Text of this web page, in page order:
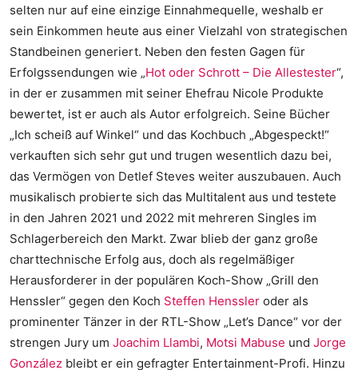
selten nur auf eine einzige Einnahmequelle, weshalb er
sein Einkommen heute aus einer Vielzahl von strategischen
Standbeinen generiert. Neben den festen Gagen für
Erfolgssendungen wie „Hot oder Schrott – Die Allestester“,
in der er zusammen mit seiner Ehefrau Nicole Produkte
bewertet, ist er auch als Autor erfolgreich. Seine Bücher
„Ich scheiß auf Winkel“ und das Kochbuch „Abgespeckt!“
verkauften sich sehr gut und trugen wesentlich dazu bei,
das Vermögen von Detlef Steves weiter auszubauen. Auch
musikalisch probierte sich das Multitalent aus und testete
in den Jahren 2021 und 2022 mit mehreren Singles im
Schlagerbereich den Markt. Zwar blieb der ganz große
charttechnische Erfolg aus, doch als regelmäßiger
Herausforderer in der populären Koch-Show „Grill den
Henssler“ gegen den Koch Steffen Henssler oder als
prominenter Tänzer in der RTL-Show „Let’s Dance“ vor der
strengen Jury um Joachim Llambi, Motsi Mabuse und Jorge
González bleibt er ein gefragter Entertainment-Profi. Hinzu